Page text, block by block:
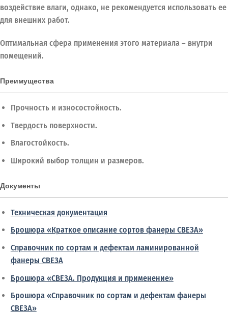
воздействие влаги, однако, не рекомендуется использовать ее
для внешних работ.
Оптимальная сфера применения этого материала – внутри
помещений.
Преимущества
Прочность и износостойкость.
Твердость поверхности.
Влагостойкость.
Широкий выбор толщин и размеров.
Документы
Техническая документация
Брошюра «Краткое описание сортов фанеры СВЕЗА»
Справочник по сортам и дефектам ламинированной
фанеры СВЕЗА
Брошюра «СВЕЗА. Продукция и применение»
Брошюра «Справочник по сортам и дефектам фанеры
СВЕЗА»